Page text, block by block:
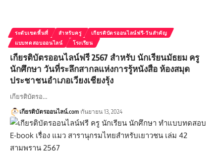
ระดับเขตพื้นที่ สำหรับครู
เกียรติบัตรออนไลน์ฟรี-วันสำคัญ
แบบทดสอบออนไลน์
โรงเรียน
เกียรติบัตรออนไลน์ฟรี 2567 สำหรับ นักเรียนมัธยม ครู
นักศึกษา วันที่ระลึกสากลแห่งการรู้หนังสือ ห้องสมุด
ประชาชนอำเภอเวียงเชียงรุ้ง
เกียรติบัตรอ…
เกียรติบัตรออนไลน์.com กันยายน 13, 2024